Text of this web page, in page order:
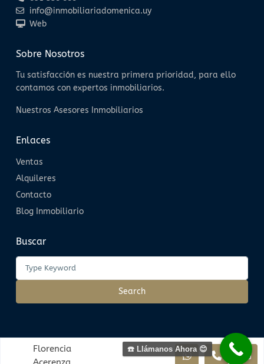
info@inmobiliariadomenica.uy
Web
Sobre Nosotros
Tu satisfacción es nuestra primera prioridad, para ello
contamos con expertos inmobiliarios.
Nuestros Asesores Inmobiliarios
Enlaces
Ventas
Alquileres
Contacto
Blog Inmobiliario
Buscar
Search
Todos los derechos reservados | Inmobiliaria Domenica
Florencia
☎️ Llámanos Ahora 😊